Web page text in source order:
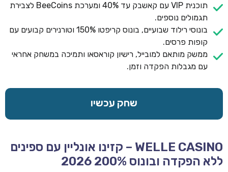
תוכנית VIP עם קאשבק עד 40% ומערכת BeeCoins לצבירת
תגמולים נוספים.
בונוסי רילוד שבועיים, בונוס קריפטו 150% וטורנירים קבועים עם
קופות פרסים.
ממשק מותאם למובייל, רישיון קוראסאו ותמיכה במשחק אחראי
עם מגבלות הפקדה וזמן.
שחק עכשיו
WELLE CASINO – קזינו אונליין עם ספינים
ללא הפקדה ובונוס 200% 2026